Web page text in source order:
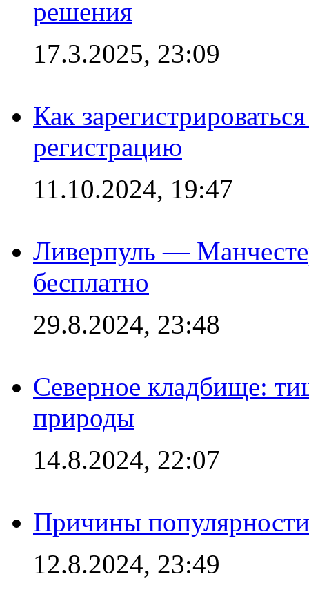
решения
17.3.2025, 23:09
Как
регистрацию
11.10.2024, 19:47
Ливерпуль —
бесплатно
29.8.2024, 23:48
Северное кладбище:
природы
14.8.2024, 22:07
Причины
12.8.2024, 23:49